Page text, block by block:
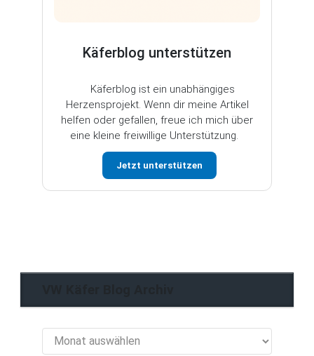
Käferblog unterstützen
Käferblog ist ein unabhängiges
Herzensprojekt. Wenn dir meine Artikel
helfen oder gefallen, freue ich mich über
eine kleine freiwillige Unterstützung.
Jetzt unterstützen
Käfer